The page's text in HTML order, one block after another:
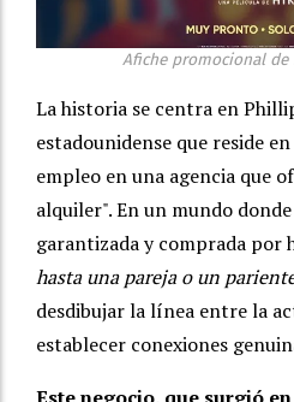
Afiche promocional de
La historia se centra en
estadounidense que reside
empleo en una agencia que
alquiler". En un mundo
garantizada y comprada por
hasta una pareja o un
desdibujar la línea entre la
establecer conexiones